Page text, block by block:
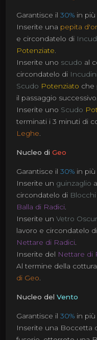
Garantisce il 30%in più
Inserite una pepita
e circondatelo di
Potenziate
Inserite uno scudo al
circondatelo di
Scudo Potenziato che
il passaggio successivo.
Inserite uno Scudo
terminati i 3 minuti di
Leghe
Nucleo di Geo
Garantisce il 30%in più
Inserite un guinzaglio
circondatelo di
Balla di Radici.
Inserite un Vetro
lavoro e circondatelo di
Nettare di Radici.
Inserite del Nettare di
Al termine della
di Geo
Nucleo del Vento
Garantisce il 30%in più
Inserite una Boccetta